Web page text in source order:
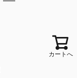
カートへ